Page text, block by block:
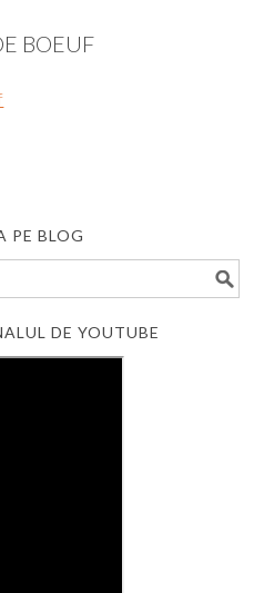
BOEUF
PE BLOG
DE YOUTUBE